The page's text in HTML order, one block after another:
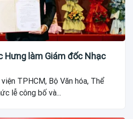
Hưng làm Giám đốc Nhạc
TPHCM, Bộ Văn hóa, Thể
lễ công bố và...